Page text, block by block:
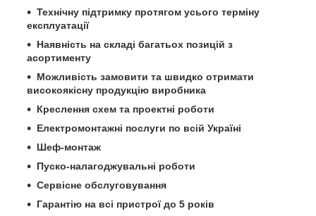
Технічну підтримку протягом усього терміну
експлуатації
Наявність на складі багатьох позицій з
асортименту
Можливість замовити та швидко отримати
високоякісну продукцію виробника
Креслення схем та проектні роботи
Електромонтажні послуги по всій Україні
Шеф-монтаж
Пуско-налагоджувальні роботи
Сервісне обслуговування
Гарантію на всі пристрої до 5 років